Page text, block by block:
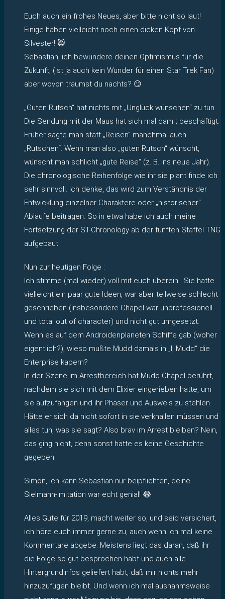
Euch auch ein frohes Neues, aber bitte nicht so laut!
Einige haben vielleicht noch einen dicken Kopf von
Silvester! 😸
Sebastian, ich bewundere deinen Optimismus für die
Zukunft, (ist ja auch kein Wunder für einen Star Trek Fan)
aber wovon träumst du nachts? 😏
„Guten Rutsch“ hat nichts mit „Unglück wünschen“ zu tun.
Die Sendung mit der Maus hat sich mal damit beschäftigt.
Früher sagte man statt „Reisen“ manchmal auch
„Rutschen“. Wenn man also „guten Rutsch“ wünscht,
wünscht man schlicht „gute Reise“ (z. B. Ins neue Jahr).
Die chronologische Reihenfolge wie ihr sie plant finde ich
sehr sinnvoll. Ich denke, das wird zum Verständnis der
Entwicklung einzelner Charaktere oder „historischer“
Abläufe beitragen. So in etwa habe ich auch meine
Fortsetzung der ST-Chronology ab der fünften Staffel TNG
aufgebaut.
Nun zur heutigen Folge :
Ich stimme (mal wieder) voll mit euch überein : Sie hatte
vielleicht ein paar gute Ideen, war aber teilweise schlecht
geschrieben (insbesondere Chapel war unprofessionell
und total out of character) und nicht gut umgesetzt.
Wenn es auf dem Androidenplaneten Schiffe gab (woher
eigentlich?), wieso mußte Mudd damals in „I, Mudd“ die
Enterprise kapern?
In der Szene im Arrestbereich hat Mudd Chapel berührt,
nachdem sie sich mit dem Elixier eingerieben hatte, um
sie aufzufangen und ihr Phaser und Ausweis zu stehlen.
Hätte er sich da nicht sofort in sie verknallen müssen und
alles tun, was sie sagt? Also brav im Arrest bleiben? Nein,
das ging nicht, denn sonst hätte es keine Geschichte
gegeben.
Simon, ich kann Sebastian nur beipflichten, deine
Sielmann-Imitation war echt genial! 😂
Alles Gute für 2019, macht weiter so, und seid versichert,
ich höre euch immer gerne zu, auch wenn ich mal keine
Kommentare abgebe. Meistens liegt das daran, daß ihr
die Folge so gut besprochen habt und auch alle
Hintergrundinfos geliefert habt, daß mir nichts mehr
hinzuzufügen bleibt. Und wenn ich mal ausnahmsweise